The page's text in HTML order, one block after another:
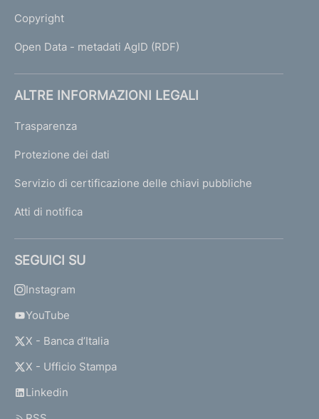
Copyright
Open Data - metadati AgID (RDF)
ALTRE INFORMAZIONI LEGALI
Trasparenza
Protezione dei dati
Servizio di certificazione delle chiavi pubbliche
Atti di notifica
SEGUICI SU
Instagram
YouTube
X - Banca d’Italia
X - Ufficio Stampa
Linkedin